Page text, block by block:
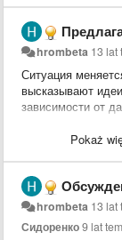
Предлагаю
hrombeta 13 lat
Ситуация
высказывают
зависимости от
Pokaż
hrombeta 13 lat
Сидоренко9 lat